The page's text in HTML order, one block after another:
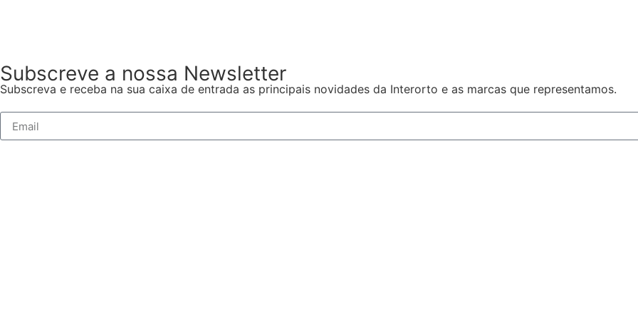
Subscreve a nossa Newsletter
Subscreva e receba na sua caixa de entrada as principais novidades da Interorto e as marcas que representamos.